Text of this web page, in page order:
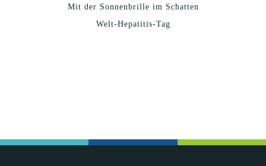
Mit der Sonnenbrille im Schatten
Welt-Hepatitis-Tag